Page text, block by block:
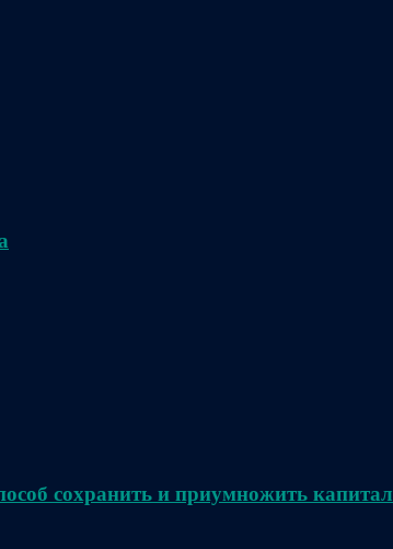
сохранить и приумножить капитал